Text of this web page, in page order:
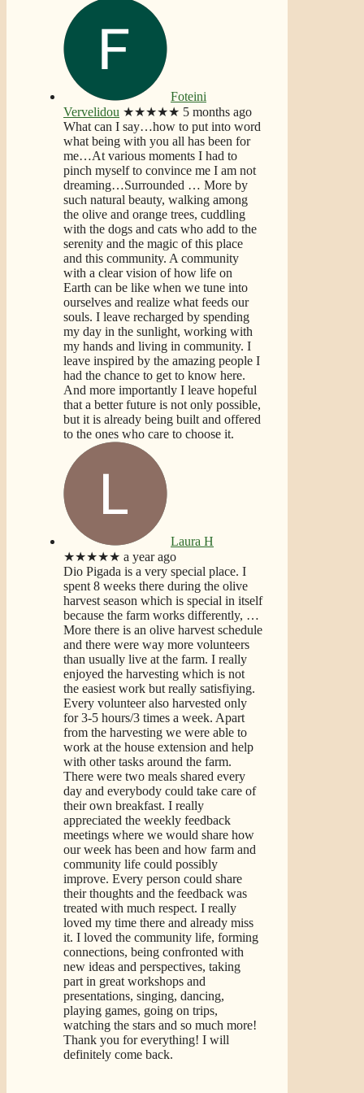
Foteini
Vervelidou ★★★★★ 5 months ago
What can I say…how to put into word
what being with you all has been for
me…At various moments I had to
pinch myself to convince me I am not
dreaming…Surrounded … More by
such natural beauty, walking among
the olive and orange trees, cuddling
with the dogs and cats who add to the
serenity and the magic of this place
and this community. A community
with a clear vision of how life on
Earth can be like when we tune into
ourselves and realize what feeds our
souls. I leave recharged by spending
my day in the sunlight, working with
my hands and living in community. I
leave inspired by the amazing people I
had the chance to get to know here.
And more importantly I leave hopeful
that a better future is not only possible,
but it is already being built and offered
to the ones who care to choose it.
Laura H
★★★★★ a year ago
Dio Pigada is a very special place. I
spent 8 weeks there during the olive
harvest season which is special in itself
because the farm works differently, …
More there is an olive harvest schedule
and there were way more volunteers
than usually live at the farm. I really
enjoyed the harvesting which is not
the easiest work but really satisfiying.
Every volunteer also harvested only
for 3-5 hours/3 times a week. Apart
from the harvesting we were able to
work at the house extension and help
with other tasks around the farm.
There were two meals shared every
day and everybody could take care of
their own breakfast. I really
appreciated the weekly feedback
meetings where we would share how
our week has been and how farm and
community life could possibly
improve. Every person could share
their thoughts and the feedback was
treated with much respect. I really
loved my time there and already miss
it. I loved the community life, forming
connections, being confronted with
new ideas and perspectives, taking
part in great workshops and
presentations, singing, dancing,
playing games, going on trips,
watching the stars and so much more!
Thank you for everything! I will
definitely come back.